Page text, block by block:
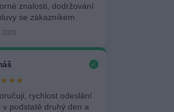
znalosti, dodržování
se zákazníkem
2025
✓
rychlost odeslání
v podstatě druhý den a